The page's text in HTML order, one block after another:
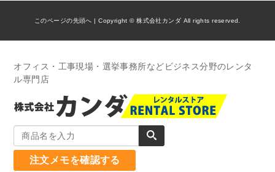
このページの先頭へ | Copyright © 株式会社カンダ All rights reserved.
オフィス・工事現場・選挙事務所などビジネス分野のレンタ
ル専門店
注文メモを確認する